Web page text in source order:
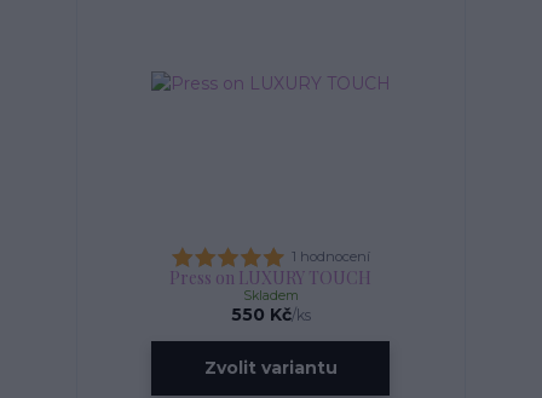
1 hodnocení
Press on LUXURY TOUCH
550 Kč/ks
Skladem
Zvolit variantu